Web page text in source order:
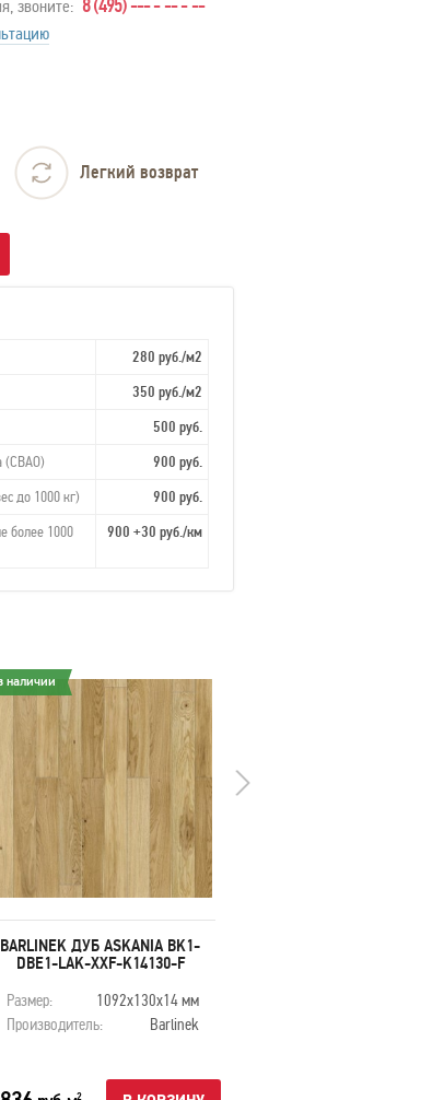
звоните: 8 (495) --- - -- - --
Легкий возврат
280 руб./м2
350 руб./м2
500 руб.
(СВАО)
900 руб.
до 1000 кг)
900 руб.
более 1000
900 +30 руб./км
наличии
BARLINEK ДУБ ASKANIA BK1-
DBE1-LAK-XXF-K14130-F
Размер:
1092х130х14 мм
Производитель:
Barlinek
2